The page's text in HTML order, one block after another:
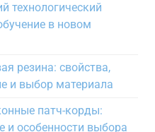
технологический
в новом
резина: свойства,
и выбор материала
патч-корды:
и особенности выбора